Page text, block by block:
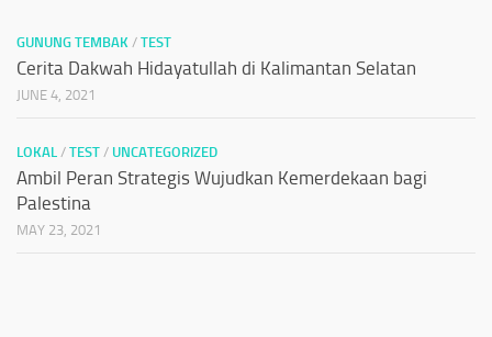
GUNUNG TEMBAK / TEST
Cerita Dakwah Hidayatullah di Kalimantan Selatan
JUNE 4, 2021
LOKAL / TEST / UNCATEGORIZED
Ambil Peran Strategis Wujudkan Kemerdekaan bagi
Palestina
MAY 23, 2021